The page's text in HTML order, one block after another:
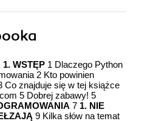
1. WSTĘP 1 Dlaczego Python
2 Kto powinien
Co znajduje się w tej książce
5 Dobrej zabawy! 5
7 1. NIE
9 Kilka słów na temat